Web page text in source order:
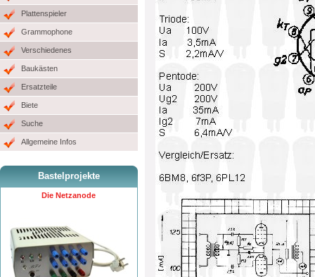
Plattenspieler
Grammophone
Verschiedenes
Baukästen
Ersatzteile
Biete
Suche
Allgemeine Infos
Bastelprojekte
Die Netzanode